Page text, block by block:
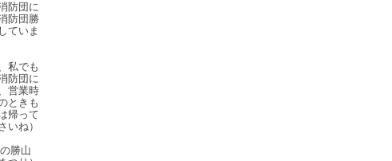
防団に
防団勝
ていま
私でも
防団に
営業時
ときも
帰って
いね）
勝山